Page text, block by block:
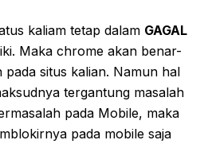
kaliam tetap dalam GAGAL
Maka chrome akan benar-
situs kalian. Namun hal
tergantung masalah
pada Mobile, maka
pada mobile saja